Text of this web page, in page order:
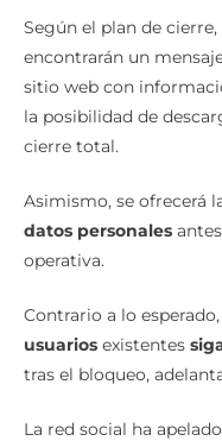
Según el plan de cierre,
encontrarán un
sitio web con
la posibilidad de
cierre total.
Asimismo, se ofrecerá
datos personales
operativa.
Contrario a lo esperado,
usuarios existentes
tras el bloqueo,
La red social ha